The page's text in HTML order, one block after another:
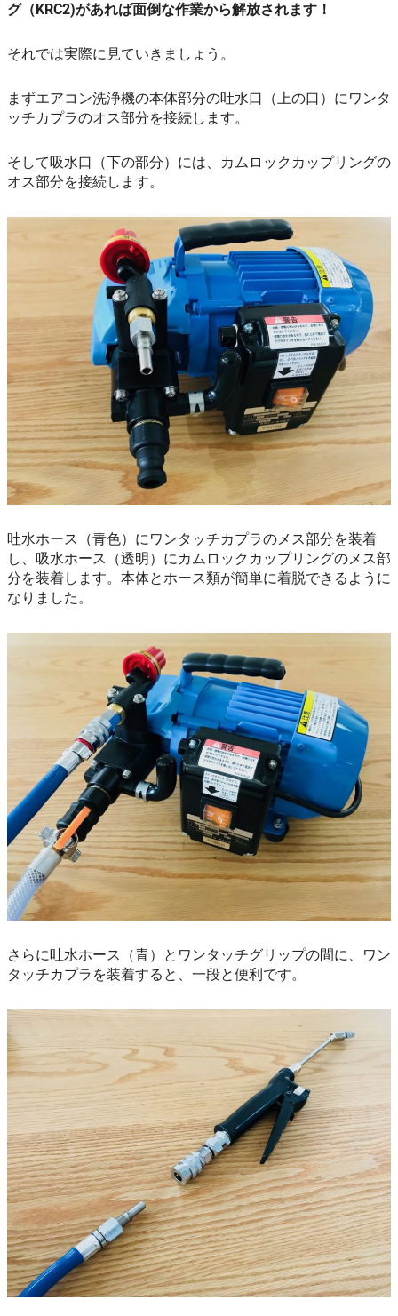
グ（KRC2)があれば面倒な作業から解放されます！
それでは実際に見ていきましょう。
まずエアコン洗浄機の本体部分の吐水口（上の口）にワンタ
ッチカプラのオス部分を接続します。
そして吸水口（下の部分）には、カムロックカップリングの
オス部分を接続します。
吐水ホース（青色）にワンタッチカプラのメス部分を装着
し、吸水ホース（透明）にカムロックカップリングのメス部
分を装着します。本体とホース類が簡単に着脱できるように
なりました。
さらに吐水ホース（青）とワンタッチグリップの間に、ワン
タッチカプラを装着すると、一段と便利です。